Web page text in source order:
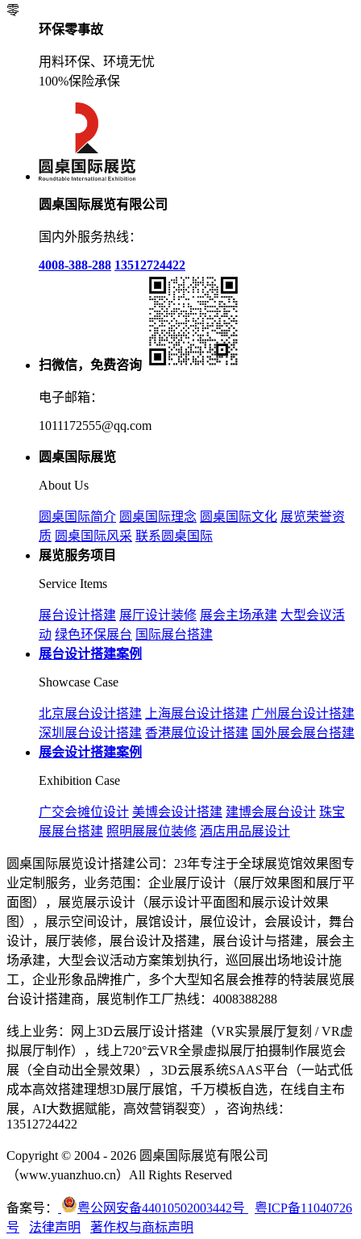
零
环保零事故
用料环保、环境无忧
100%保险承保
圆桌国际展览有限公司
国内外服务热线：
4008-388-288 13512724422
扫微信，免费咨询
电子邮箱：
1011172555@qq.com
圆桌国际展览
About Us
圆桌国际简介 圆桌国际理念 圆桌国际文化 展览荣誉资
质 圆桌国际风采 联系圆桌国际
展览服务项目
Service Items
展台设计搭建 展厅设计装修 展会主场承建 大型会议活
动 绿色环保展台 国际展台搭建
展台设计搭建案例
Showcase Case
北京展台设计搭建 上海展台设计搭建 广州展台设计搭建
深圳展台设计搭建 香港展位设计搭建 国外展会展台搭建
展会设计搭建案例
Exhibition Case
广交会摊位设计 美博会设计搭建 建博会展台设计 珠宝
展展台搭建 照明展展位装修 酒店用品展设计
圆桌国际展览设计搭建公司：23年专注于全球展览馆效果图专
业定制服务，业务范围：企业展厅设计（展厅效果图和展厅平
面图），展览展示设计（展示设计平面图和展示设计效果
图），展示空间设计，展馆设计，展位设计，会展设计，舞台
设计，展厅装修，展台设计及搭建，展台设计与搭建，展会主
场承建，大型会议活动方案策划执行，巡回展出场地设计施
工，企业形象品牌推广，多个大型知名展会推荐的特装展览展
台设计搭建商，展览制作工厂热线：4008388288
线上业务：网上3D云展厅设计搭建（VR实景展厅复刻 / VR虚
拟展厅制作），线上720°云VR全景虚拟展厅拍摄制作展览会
展（全自动出全景效果），3D云展系统SAAS平台（一站式低
成本高效搭建理想3D展厅展馆，千万模板自选，在线自主布
展，AI大数据赋能，高效营销裂变），咨询热线：
13512724422
Copyright © 2004 - 2026 圆桌国际展览有限公司
（www.yuanzhuo.cn）All Rights Reserved
备案号： 粤公网安备44010502003442号
粤ICP备11040726
号
法律声明 著作权与商标声明